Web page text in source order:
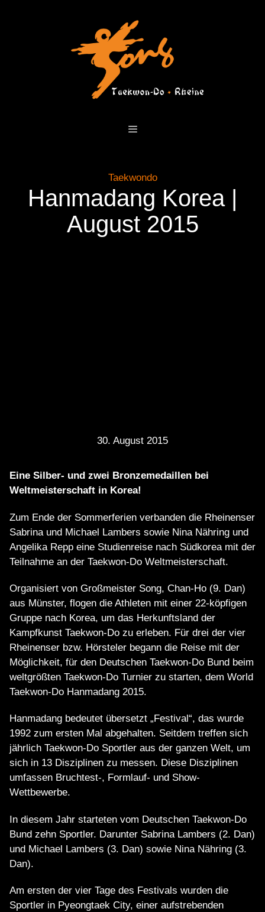
Taekwondo
Hanmadang Korea |
August 2015
30. August 2015
Eine Silber- und zwei Bronzemedaillen bei
Weltmeisterschaft in Korea!
Zum Ende der Sommerferien verbanden die Rheinenser
Sabrina und Michael Lambers sowie Nina Nähring und
Angelika Repp eine Studienreise nach Südkorea mit der
Teilnahme an der Taekwon-Do Weltmeisterschaft.
Organisiert von Großmeister Song, Chan-Ho (9. Dan)
aus Münster, flogen die Athleten mit einer 22-köpfigen
Gruppe nach Korea, um das Herkunftsland der
Kampfkunst Taekwon-Do zu erleben. Für drei der vier
Rheinenser bzw. Hörsteler begann die Reise mit der
Möglichkeit, für den Deutschen Taekwon-Do Bund beim
weltgrößten Taekwon-Do Turnier zu starten, dem World
Taekwon-Do Hanmadang 2015.
Hanmadang bedeutet übersetzt „Festival“, das wurde
1992 zum ersten Mal abgehalten. Seitdem treffen sich
jährlich Taekwon-Do Sportler aus der ganzen Welt, um
sich in 13 Disziplinen zu messen. Diese Disziplinen
umfassen Bruchtest-, Formlauf- und Show-
Wettbewerbe.
In diesem Jahr starteten vom Deutschen Taekwon-Do
Bund zehn Sportler. Darunter Sabrina Lambers (2. Dan)
und Michael Lambers (3. Dan) sowie Nina Nähring (3.
Dan).
Am ersten der vier Tage des Festivals wurden die
Sportler in Pyeongtaek City, einer aufstrebenden